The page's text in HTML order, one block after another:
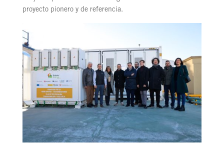
proyecto pionero y de referencia.